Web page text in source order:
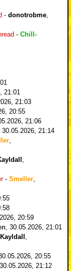
- donotrobme
- Chill-
21:01
21:03
20:55
21:06
30.05.2026, 21:14
- Smeller
20:59
30.05.2026, 21:01
Kayldall
20:55
30.05.2026, 21:12